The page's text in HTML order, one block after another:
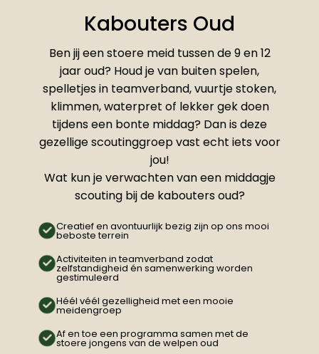
Kabouters Oud
Ben jij een stoere meid tussen de 9 en 12
jaar oud? Houd je van buiten spelen,
spelletjes in teamverband, vuurtje stoken,
klimmen, waterpret of lekker gek doen
tijdens een bonte middag? Dan is deze
gezellige scoutinggroep vast echt iets voor
jou!
Wat kun je verwachten van een middagje
scouting bij de kabouters oud?
Creatief en avontuurlijk bezig zijn op ons mooi
beboste terrein
Activiteiten in teamverband zodat
zelfstandigheid én samenwerking worden
gestimuleerd
Héél véél gezelligheid met een mooie
meidengroep
Af en toe een programma samen met de
stoere jongens van de welpen oud